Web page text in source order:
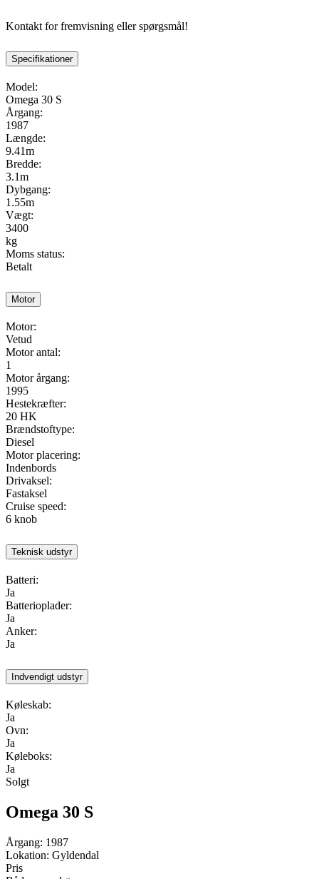
Kontakt for fremvisning eller spørgsmål!
Specifikationer
Model:
Omega 30 S
Årgang:
1987
Længde:
9.41m
Bredde:
3.1m
Dybgang:
1.55m
Vægt:
3400
kg
Moms status:
Betalt
Motor
Motor:
Vetud
Motor antal:
1
Motor årgang:
1995
Hestekræfter:
20 HK
Brændstoftype:
Diesel
Motor placering:
Indenbords
Drivaksel:
Fastaksel
Cruise speed:
6 knob
Teknisk udstyr
Batteri:
Ja
Batterioplader:
Ja
Anker:
Ja
Indvendigt udstyr
Køleskab:
Ja
Ovn:
Ja
Køleboks:
Ja
Solgt
Omega 30 S
Årgang: 1987
Lokation: Gyldendal
Pris